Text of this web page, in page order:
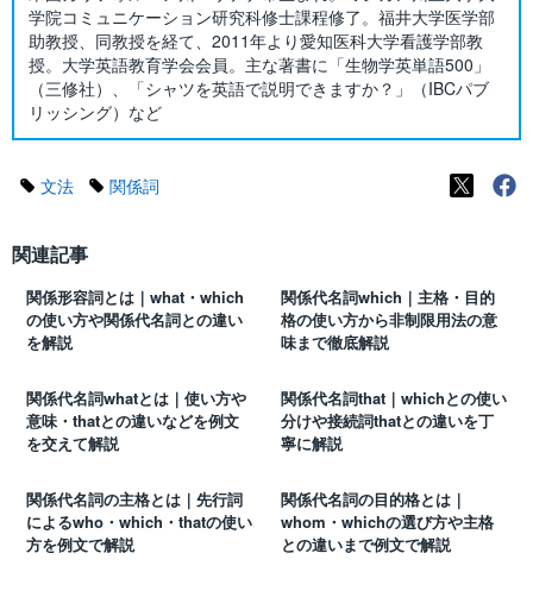
学院コミュニケーション研究科修士課程修了。福井大学医学部
助教授、同教授を経て、2011年より愛知医科大学看護学部教
授。大学英語教育学会会員。主な著書に「生物学英単語500」
（三修社）、「シャツを英語で説明できますか？」（IBCパブ
リッシング）など
文法 関係詞
関連記事
関係形容詞とは｜what・which
の使い方や関係代名詞との違い
を解説
関係代名詞which｜主格・目的
格の使い方から非制限用法の意
味まで徹底解説
関係代名詞whatとは｜使い方や
意味・thatとの違いなどを例文
を交えて解説
関係代名詞that｜whichとの使い
分けや接続詞thatとの違いを丁
寧に解説
関係代名詞の主格とは｜先行詞
によるwho・which・thatの使い
方を例文で解説
関係代名詞の目的格とは｜
whom・whichの選び方や主格
との違いまで例文で解説